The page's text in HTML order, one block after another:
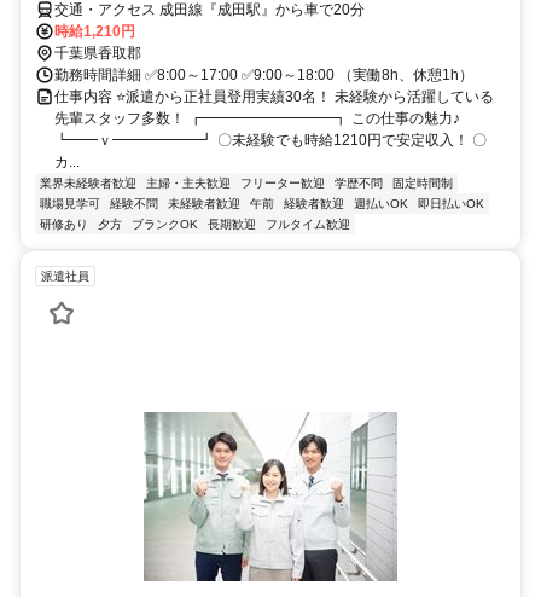
交通・アクセス 成田線『成田駅』から車で20分
時給1,210円
千葉県香取郡
勤務時間詳細 ✅8:00～17:00 ✅9:00～18:00 （実働8h、休憩1h）
仕事内容 ⭐派遣から正社員登用実績30名！ 未経験から活躍している
先輩スタッフ多数！ ┏━━━━━━━━━┓ この仕事の魅力♪
┗━━ｖ━━━━━━┛ 〇未経験でも時給1210円で安定収入！ 〇
カ...
業界未経験者歓迎 主婦・主夫歓迎 フリーター歓迎 学歴不問
固定時間制
職場見学可
経験不問 未経験者歓迎 午前 経験者歓迎 週払いOK
即日払いOK
研修あり
夕方 ブランクOK 長期歓迎 フルタイム歓迎
派遣社員